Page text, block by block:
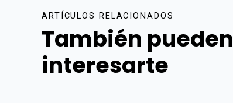
ARTÍCULOS RELACIONADOS
También pueden
interesarte